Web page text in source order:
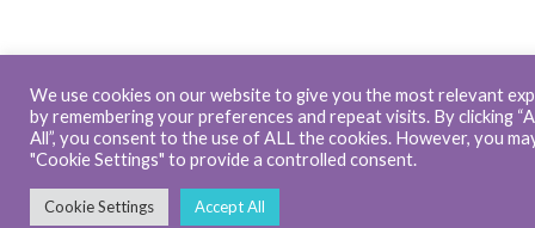
We use cookies on our website to give you the most relevant
by remembering your preferences and repeat visits. By clicking
All”, you consent to the use of ALL the cookies. However, you
"Cookie Settings" to provide a controlled consent.
Cookie Settings Accept All